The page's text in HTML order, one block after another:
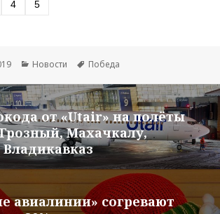
4 5
Рубрики
Новости Метки
Победа
от «Utair» на полёты
Махачкалу,
авиалинии» согревают